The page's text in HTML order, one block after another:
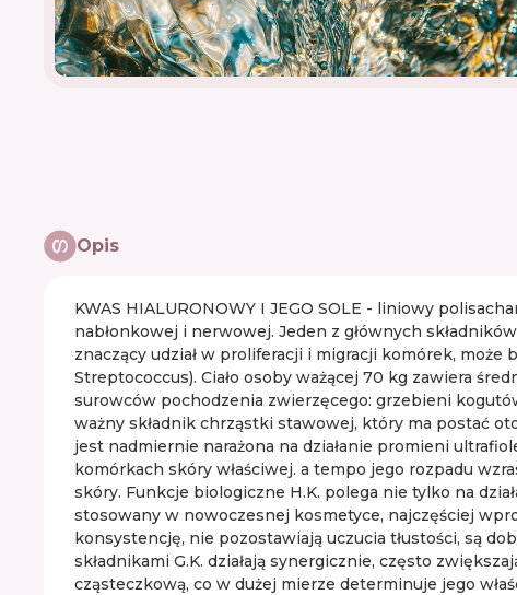
Opis
KWAS HIALURONOWY I JEGO SOLE - liniowy
nabłonkowej i nerwowej. Jeden z głównych
znaczący udział w proliferacji i migracji komórek,
Streptococcus). Ciało osoby ważącej 70 kg zawiera
surowców pochodzenia zwierzęcego: grzebieni
ważny składnik chrząstki stawowej, który ma postać
jest nadmiernie narażona na działanie promieni
komórkach skóry właściwej. a tempo jego rozpadu
skóry. Funkcje biologiczne H.K. polega nie tylko na
stosowany w nowoczesnej kosmetyce, najczęściej
konsystencję, nie pozostawiają uczucia tłustości, są
składnikami G.K. działają synergicznie, często
cząsteczkową, co w dużej mierze determinuje jego